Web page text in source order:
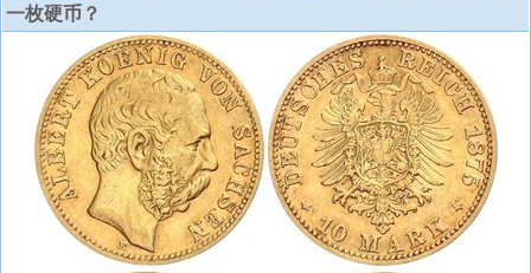
一枚硬币？